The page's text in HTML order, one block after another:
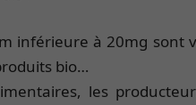
inférieure à 20mg sont
bio…
les